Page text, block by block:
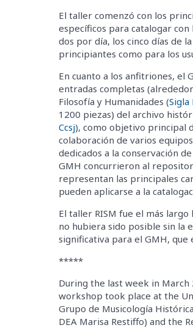
El taller comenzó con los
específicos para catalogar con
dos por día, los cinco días de
principiantes como para los
En cuanto a los anfitriones, el
entradas completas
Filosofía y Humanidades (Sigla
1200 piezas) del archivo
Ccsj), como objetivo principal
colaboración de varios
dedicados a la conservación
GMH concurrieron al
representan las principales
pueden aplicarse a la
El taller RISM fue el más
no hubiera sido posible sin la
significativa para el GMH, que
*****
During the last week in
workshop took place at the
Grupo de Musicología
DEA Marisa Restiffo) and the